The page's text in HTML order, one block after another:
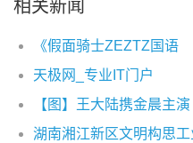
相关新闻
《假面骑士ZEZTZ国语
天极网_专业IT门户